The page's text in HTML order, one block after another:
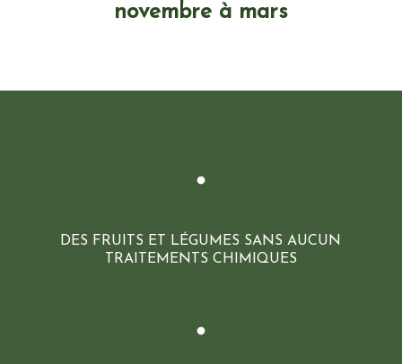
novembre à mars
DES FRUITS ET LÉGUMES SANS AUCUN
TRAITEMENTS CHIMIQUES